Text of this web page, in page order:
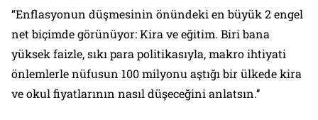
“Enflasyonun düşmesinin önündeki en büyük 2 engel
net biçimde görünüyor: Kira ve eğitim. Biri bana
yüksek faizle, sıkı para politikasıyla, makro ihtiyati
önlemlerle nüfusun 100 milyonu aştığı bir ülkede kira
ve okul fiyatlarının nasıl düşeceğini anlatsın.’’